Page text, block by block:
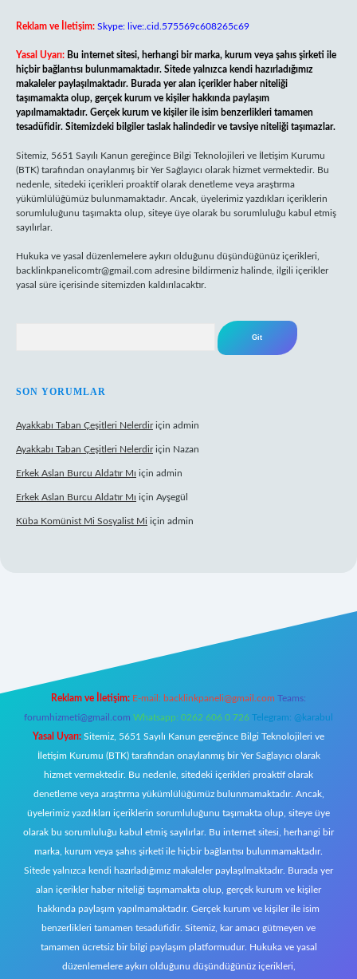
Reklam ve İletişim: Skype: live:.cid.575569c608265c69
Yasal Uyarı: Bu internet sitesi, herhangi bir marka, kurum veya şahıs şirketi ile
hiçbir bağlantısı bulunmamaktadır. Sitede yalnızca kendi hazırladığımız
makaleler paylaşılmaktadır. Burada yer alan içerikler haber niteliği
taşımamakta olup, gerçek kurum ve kişiler hakkında paylaşım
yapılmamaktadır. Gerçek kurum ve kişiler ile isim benzerlikleri tamamen
tesadüfidir. Sitemizdeki bilgiler taslak halindedir ve tavsiye niteliği taşımazlar.
Sitemiz, 5651 Sayılı Kanun gereğince Bilgi Teknolojileri ve İletişim Kurumu
(BTK) tarafından onaylanmış bir Yer Sağlayıcı olarak hizmet vermektedir. Bu
nedenle, sitedeki içerikleri proaktif olarak denetleme veya araştırma
yükümlülüğümüz bulunmamaktadır. Ancak, üyelerimiz yazdıkları içeriklerin
sorumluluğunu taşımakta olup, siteye üye olarak bu sorumluluğu kabul etmiş
sayılırlar.
Hukuka ve yasal düzenlemelere aykırı olduğunu düşündüğünüz içerikleri,
backlinkpanelicomtr@gmail.com adresine bildirmeniz halinde, ilgili içerikler
yasal süre içerisinde sitemizden kaldırılacaktır.
SON YORUMLAR
Ayakkabı Taban Çeşitleri Nelerdiriçin admin
Ayakkabı Taban Çeşitleri Nelerdiriçin Nazan
Erkek Aslan Burcu Aldatır Mı için admin
Erkek Aslan Burcu Aldatır Mı için Ayşegül
Küba Komünist Mi Sosyalist Mi için admin
Reklam ve İletişim: E-mail: backlinkpaneli@gmail.com Teams:
forumhizmeti@gmail.com Whatsapp: 0262 606 0 726 Telegram: @karabul
Yasal Uyarı: Sitemiz, 5651 Sayılı Kanun gereğince Bilgi Teknolojileri ve
İletişim Kurumu (BTK) tarafından onaylanmış bir Yer Sağlayıcı olarak
hizmet vermektedir. Bu nedenle, sitedeki içerikleri proaktif olarak
denetleme veya araştırma yükümlülüğümüz bulunmamaktadır. Ancak,
üyelerimiz yazdıkları içeriklerin sorumluluğunu taşımakta olup, siteye üye
olarak bu sorumluluğu kabul etmiş sayılırlar. Bu internet sitesi, herhangi bir
marka, kurum veya şahıs şirketi ile hiçbir bağlantısı bulunmamaktadır.
Sitede yalnızca kendi hazırladığımız makaleler paylaşılmaktadır. Burada yer
alan içerikler haber niteliği taşımamakta olup, gerçek kurum ve kişiler
hakkında paylaşım yapılmamaktadır. Gerçek kurum ve kişiler ile isim
benzerlikleri tamamen tesadüfidir. Sitemiz, kar amacı gütmeyen ve
tamamen ücretsiz bir bilgi paylaşım platformudur. Hukuka ve yasal
düzenlemelere aykırı olduğunu düşündüğünüz içerikleri,